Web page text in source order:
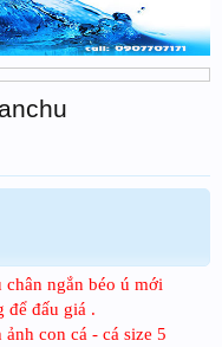
ngắn béo ú mới
để đấu giá .
con cá - cá size 5